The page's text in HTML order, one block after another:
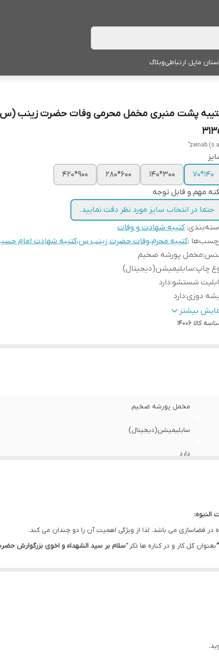
ماپل ارتباطیوبلاگ
پشت منبری مخمل محرمی وفات حضرت زینب
140*70
300*140
600*280
900*420
مهم و قابل توجه
حتما در انتخاب سایز مورد نظر دقت نمایید.
:کتیبه شهادت و وفات
:کتیبه محرم،وفات حضرت زینب س،کتیبه شهادت امام
:مخمل پورشه ضخیم
چاپ:سابلیمیشن(دیجیتال)
شستشو:دارد
دوزی:دارد
سازنده: ایران
به سراسر کشور
بیشتر
کالا 14006
مخمل پورشه ضخیم
سابلیمیشن(دیجیتال)
دارد
دارد
النبوه:
در فضاسازی می باشد. لذا از ویژگی اهمیت آن را دو چندان می کند.
بعنوان گل کار و در کناره ها ذکر ”سلام بر سید الشهداء و اخوی بزرگوارش